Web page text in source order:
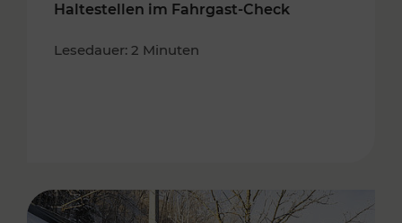
Haltestellen im Fahrgast-Check
Lesedauer: 2 Minuten